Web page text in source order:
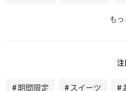
も
注
期間限定 スイーツ